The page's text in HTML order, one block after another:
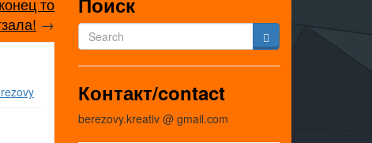
→
Контакт/contact
berezovy.kreativ @ gmail.com